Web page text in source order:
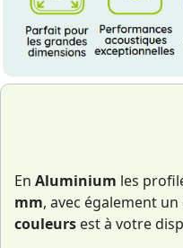
En Aluminium les
mm, avec également
couleurs est à votre